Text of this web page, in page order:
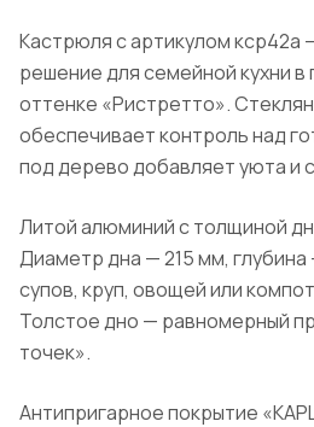
Кастрюля с артикулом кср42а
решение для семейной кухни
оттенке «Ристретто».
обеспечивает контроль над
под дерево добавляет уюта и
Литой алюминий с толщиной
Диаметр дна — 215 мм, глубина
супов, круп, овощей или
Толстое дно — равномерный
точек».
Антипригарное покрытие